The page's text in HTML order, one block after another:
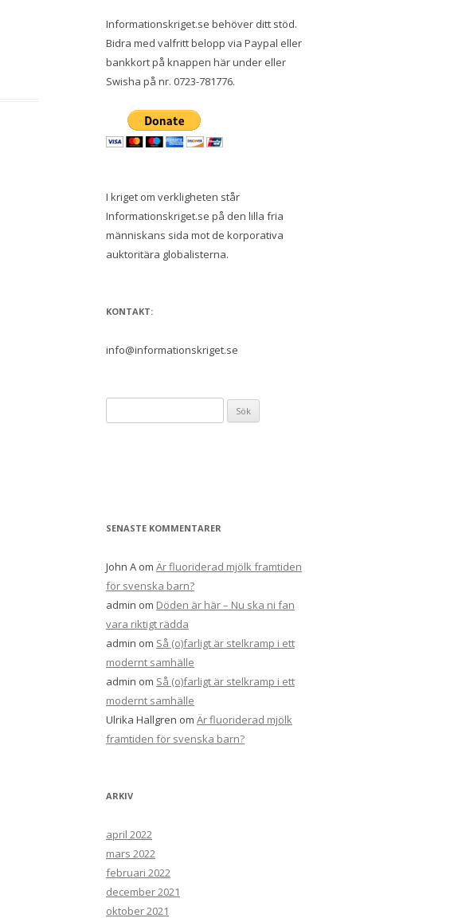
Informationskriget.se behöver ditt stöd.
Bidra med valfritt belopp via Paypal eller
bankkort på knappen här under eller
Swisha på nr. 0723-781776.
I kriget om verkligheten står
Informationskriget.se på den lilla fria
människans sida mot de korporativa
auktoritära globalisterna.
KONTAKT:
info@informationskriget.se
efter:
SENASTE KOMMENTARER
John A om Är fluoriderad mjölk framtiden
för svenska barn?
admin om Döden är här – Nu ska ni fan
vara riktigt rädda
admin om Så (o)farligt är stelkramp i ett
modernt samhälle
admin om Så (o)farligt är stelkramp i ett
modernt samhälle
Ulrika Hallgren om Är fluoriderad mjölk
framtiden för svenska barn?
ARKIV
april 2022
mars 2022
februari 2022
december 2021
oktober 2021